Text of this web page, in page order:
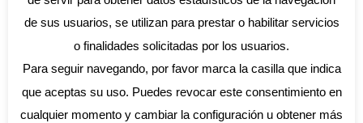
ÚLTIMAS ENTRADAS
de sus usuarios, se utilizan para prestar o habilitar servicios
o finalidades solicitadas por los usuarios.
Para seguir navegando, por favor marca la casilla que indica
que aceptas su uso. Puedes revocar este consentimiento en
cualquier momento y cambiar la configuración u obtener más